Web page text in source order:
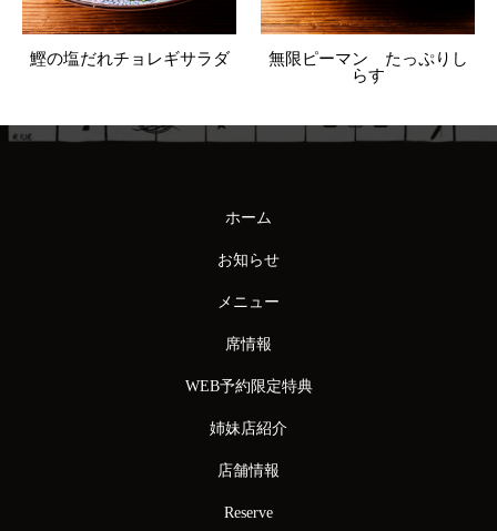
鰹の塩だれチョレギサラダ
無限ピーマン たっぷりし
らす
ホーム
お知らせ
メニュー
席情報
WEB予約限定特典
姉妹店紹介
店舗情報
Reserve